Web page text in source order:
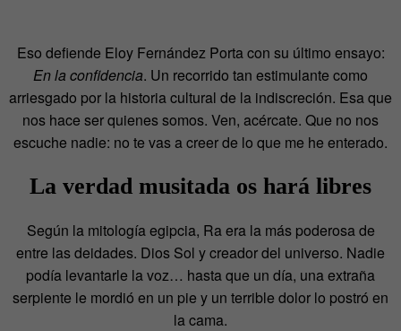
Eso defiende Eloy Fernández Porta con su último ensayo:
En la confidencia. Un recorrido tan estimulante como
arriesgado por la historia cultural de la indiscreción. Esa que
nos hace ser quienes somos. Ven, acércate. Que no nos
escuche nadie: no te vas a creer de lo que me he enterado.
La verdad musitada os hará libres
Según la mitología egipcia, Ra era la más poderosa de
entre las deidades. Dios Sol y creador del universo. Nadie
podía levantarle la voz… hasta que un día, una extraña
serpiente le mordió en un pie y un terrible dolor lo postró en
la cama.